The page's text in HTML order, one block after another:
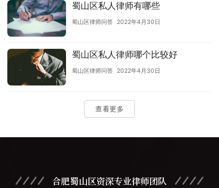
蜀山区私人律师有哪些
蜀山区律师问答 2022年4月30日
蜀山区私人律师哪个比较好
蜀山区律师问答 2022年4月30日
查看更多
合肥蜀山区资深专业律师团队